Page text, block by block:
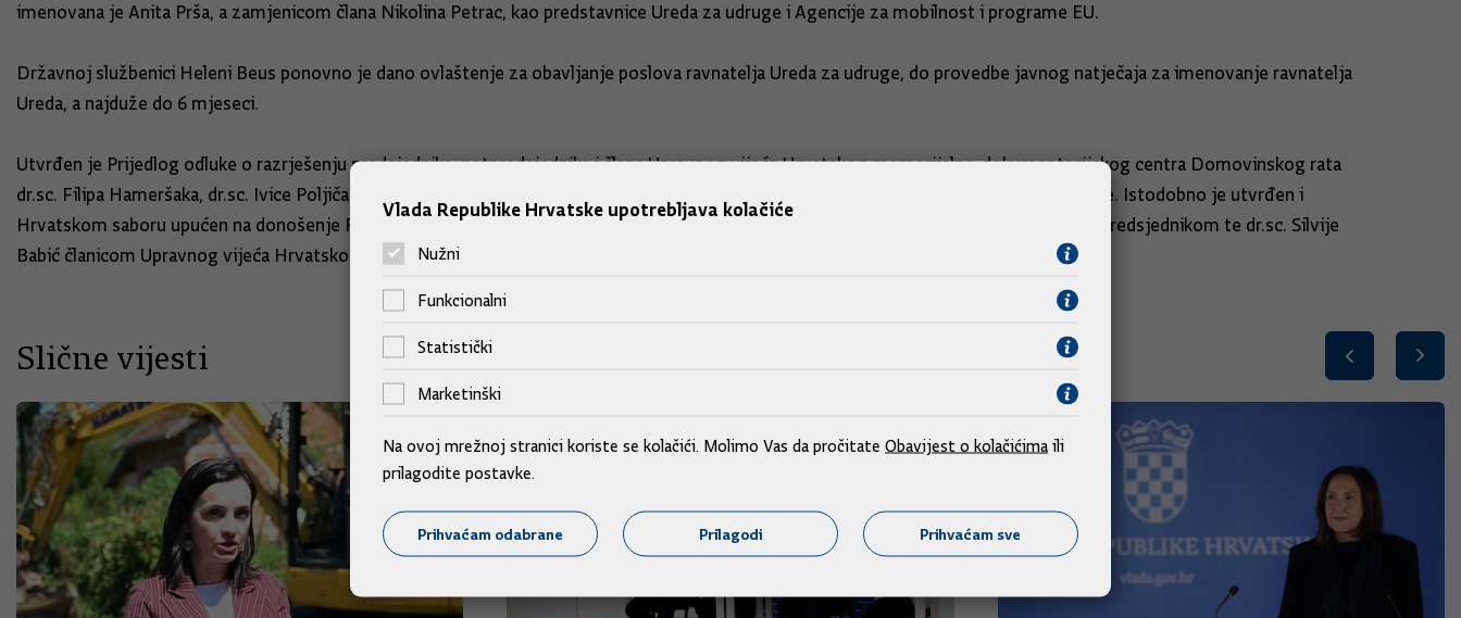
imenovana je Anita Prša, a zamjenicom člana Nikolina Petrac, kao predstavnice Ureda za udruge i Agencije za mobilnost i programe EU.
Državnoj službenici Heleni Beus ponovno je dano ovlaštenje za obavljanje poslova ravnatelja Ureda za udruge, do provedbe javnog natječaja za imenovanje ravnatelja
Ureda, a najduže do 6 mjeseci.
Utvrđen je Prijedlog odluke o razrješenju predsjednika, potpredsjednika i člana Upravnog vijeća Hrvatskog memorijalno-dokumentacijskog centra Domovinskog rata
dr.sc. Filipa Hameršaka, dr.sc. Ivice Poljičaka i dr.sc. Miroslava Akmadže, zbog isteka mandata, te upućen Hrvatskom saboru na donošenje. Istodobno je utvrđen i
Hrvatskom saboru upućen na donošenje Prijedlog odluke o imenovanju dr.sc. Filipa Hameršaka predsjednikom, dr.sc. Ivice Poljičaka potpredsjednikom te dr.sc. Silvije
Babić članicom Upravnog vijeća Hrvatskog memorijalno-dokumentacijskog centra Domovinskog rata.
Slične vijesti
Vlada Republike Hrvatske upotrebljava kolačiće
Nužni
Funkcionalni
Statistički
Marketinški
Na ovoj mrežnoj stranici koriste se kolačići. Molimo Vas da pročitate Obavijest o kolačićima ili
prilagodite postavke.
Prihvaćam odabrane Prilagodi Prihvaćam sve